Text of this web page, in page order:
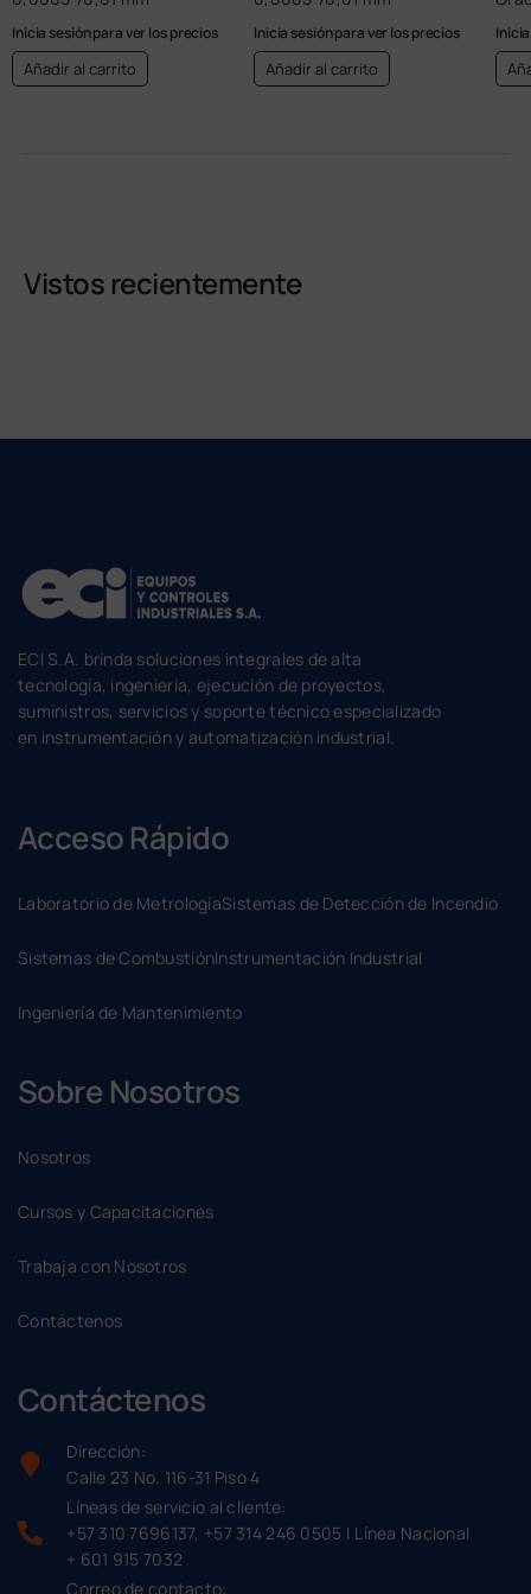
Inicia sesión para ver los precios
Añadir al carrito
Inicia sesión para ver los precios
Añadir al carrito
Vistos recientemente
ECI S.A. brinda soluciones integrales de alta
tecnología, ingeniería, ejecución de proyectos,
suministros, servicios y soporte técnico especializado
en instrumentación y automatización industrial.
Acceso Rápido
Laboratorio de MetrologíaSistemas de Detección de Incendio
Sistemas de CombustiónInstrumentación Industrial
Ingeniería de Mantenimiento
Sobre Nosotros
Nosotros
Cursos y Capacitaciones
Trabaja con Nosotros
Contáctenos
Contáctenos
Dirección:
Calle 23 No. 116-31 Piso 4
Líneas de servicio al cliente:
+57 310 7696137, +57 314 246 0505 | Línea Nacional
+ 601 915 7032
Correo de contacto: